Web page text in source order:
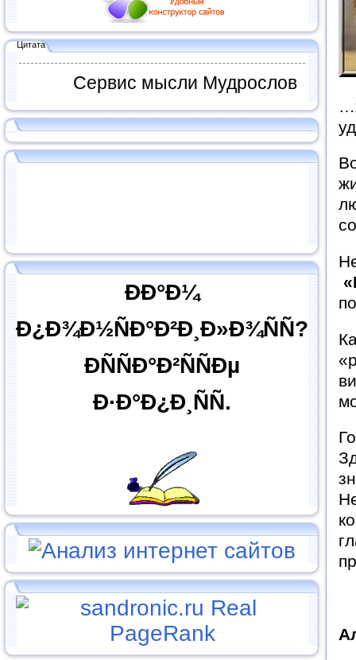
Цитата
Сервис мысли Мудрослов
ÐÐ°Ð¼
Ð¿Ð¾Ð½ÑÐ°Ð²Ð¸Ð»Ð¾ÑÑ?
ÐÑÑÐ°Ð²ÑÑÐµ
Ð·Ð°Ð¿Ð¸ÑÑ.